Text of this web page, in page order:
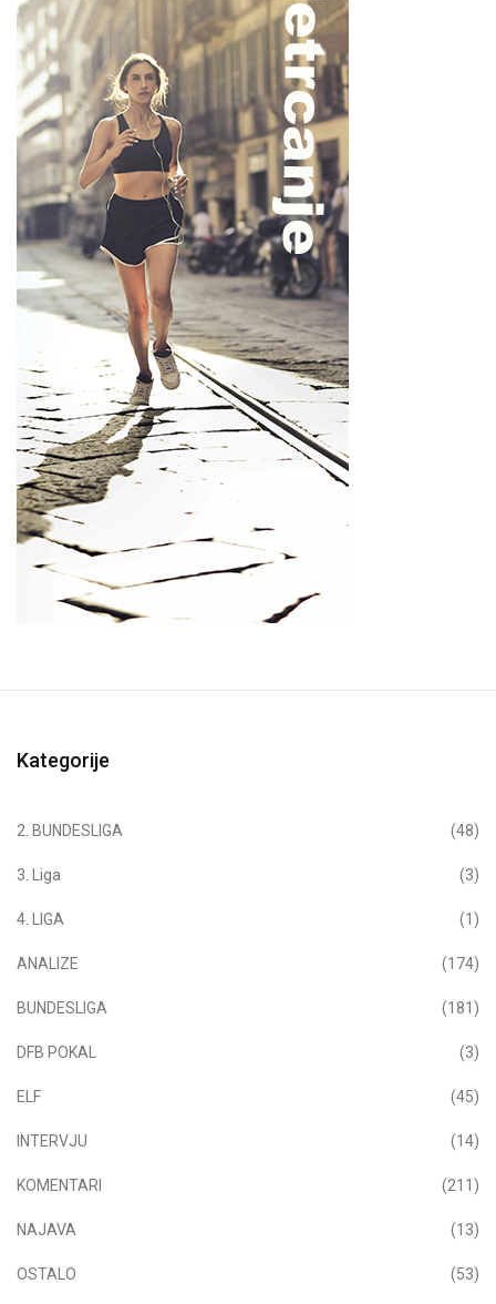
Kategorije
2. BUNDESLIGA (48)
3. Liga (3)
4. LIGA (1)
ANALIZE (174)
BUNDESLIGA (181)
DFB POKAL (3)
ELF (45)
INTERVJU (14)
KOMENTARI (211)
NAJAVA (13)
OSTALO (53)